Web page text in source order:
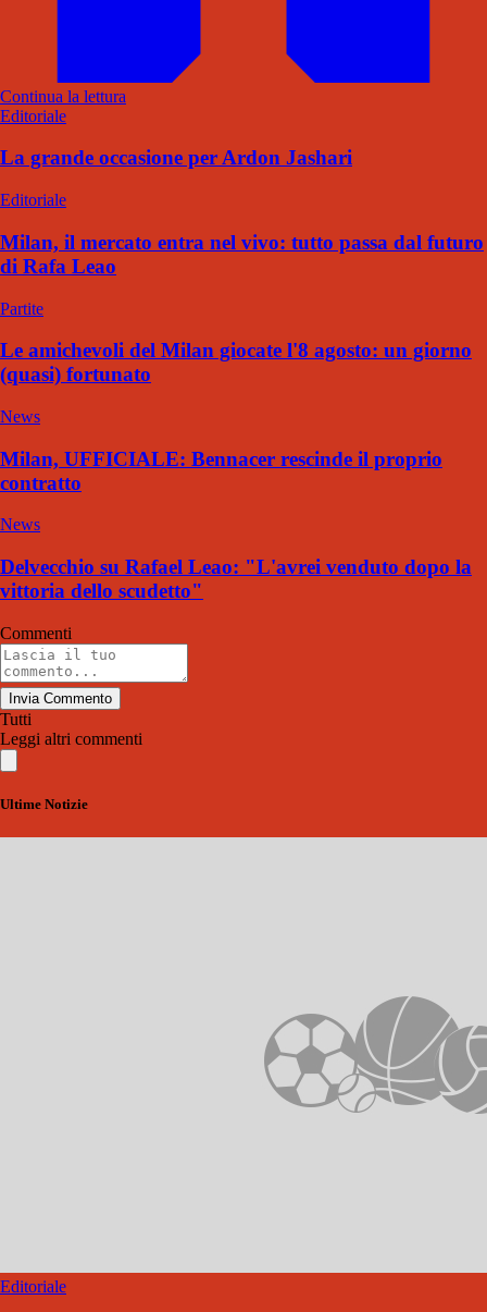
Continua la lettura
Editoriale
La grande occasione per Ardon Jashari
Editoriale
Milan, il mercato entra nel vivo: tutto passa dal futuro
di Rafa Leao
Partite
Le amichevoli del Milan giocate l'8 agosto: un giorno
(quasi) fortunato
News
Milan, UFFICIALE: Bennacer rescinde il proprio
contratto
News
Delvecchio su Rafael Leao: "L'avrei venduto dopo la
vittoria dello scudetto"
Commenti
Invia Commento
Tutti
Leggi altri commenti
Ultime Notizie
Editoriale